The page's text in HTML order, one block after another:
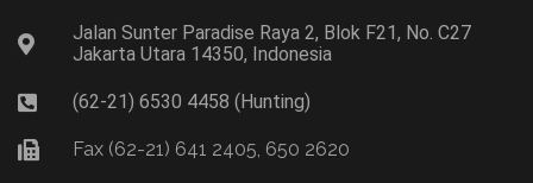
Jalan Sunter Paradise Raya 2, Blok F21, No. C27
Jakarta Utara 14350, Indonesia
(62-21) 6530 4458 (Hunting)
Fax (62-21) 641 2405, 650 2620